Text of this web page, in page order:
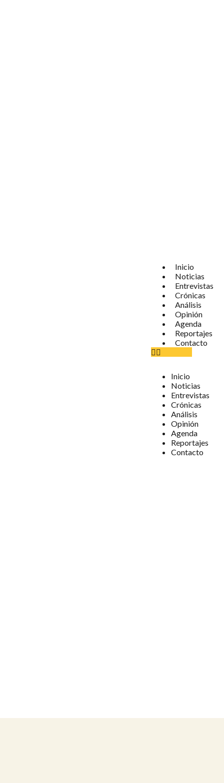
Inicio
Noticias
Entrevistas
Crónicas
Análisis
Opinión
Agenda
Reportajes
Contacto
Inicio
Noticias
Entrevistas
Crónicas
Análisis
Opinión
Agenda
Reportajes
Contacto